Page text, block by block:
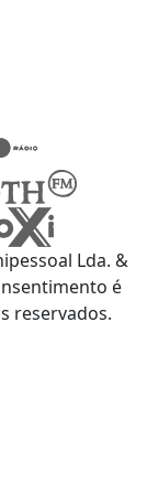
Lda. &
é
reservados.